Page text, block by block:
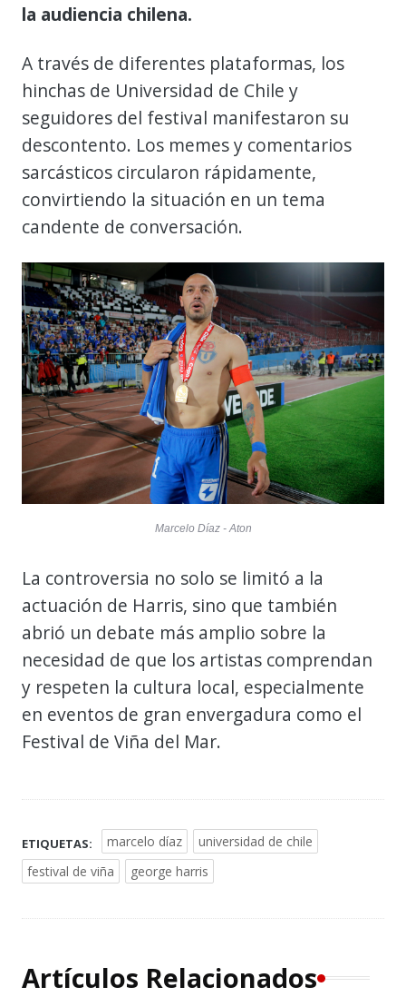
la audiencia chilena.
A través de diferentes plataformas, los
hinchas de Universidad de Chile y
seguidores del festival manifestaron su
descontento. Los memes y comentarios
sarcásticos circularon rápidamente,
convirtiendo la situación en un tema
candente de conversación.
Marcelo Díaz - Aton
La controversia no solo se limitó a la
actuación de Harris, sino que también
abrió un debate más amplio sobre la
necesidad de que los artistas comprendan
y respeten la cultura local, especialmente
en eventos de gran envergadura como el
Festival de Viña del Mar.
ETIQUETAS: marcelo díaz
universidad de chile
festival de viña
george harris
Artículos Relacionados